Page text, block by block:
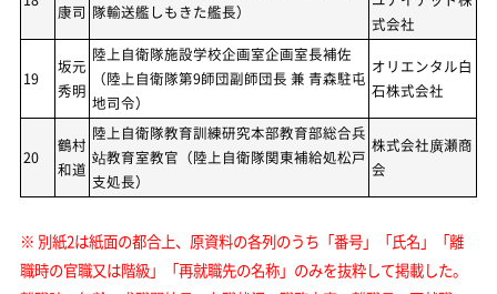
康司 隊輸送艦しもきた艦長）
式会社
19
坂元
秀明
陸上自衛隊施設学校企画室企画室長補佐
（陸上自衛隊第9師団副師団長 兼 青森駐屯
地司令）
オリエンタル白
石株式会社
20
鶴村
和道
陸上自衛隊教育訓練研究本部教育部総合兵
站教育室教官（陸上自衛隊関東補給処松戸
支処長）
株式会社廣瀬商
会
※ 別紙2は紙面の都合上、原資料の各列のうち「番号」「氏名」「離
職時の官職又は階級」「再就職先の名称」のみを抜粋して掲載した。